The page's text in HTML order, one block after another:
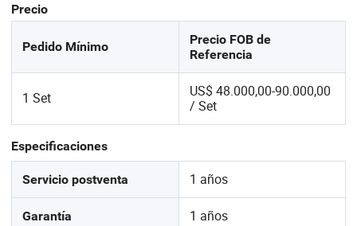
Precio
Pedido Mínimo
Precio FOB de
Referencia
1 Set
US$ 48.000,00-90.000,00
/ Set
Especificaciones
Servicio postventa 1 años
Garantía 1 años